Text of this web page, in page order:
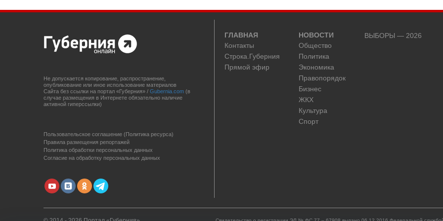
Не допускается копирование, распространение,
опубликование или иное использование материалов
Сайта без ссылки на портал «Губерния» / Gubernia.com (в
случае размещения в Интернете обязательно наличие
активной гиперссылки)
Пользовательское соглашение (Политика ресурса)
Правила размещения репортажей
Политика обработки персональных данных
Согласие на обработку персональных данных
ГЛАВНАЯ
Контакты
Строка.Губерния
Прямой эфир
НОВОСТИ
Общество
Политика
Экономика
Правопорядок
Бизнес
ЖКХ
Культура
Спорт
ВЫБОРЫ — 2026